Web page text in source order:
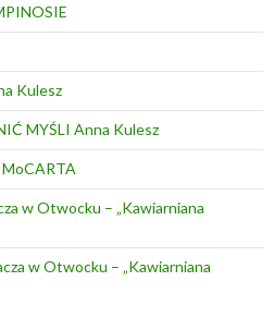
Kulesz
MYŚLI Anna Kulesz
w Otwocku – „Kawiarniana
w Otwocku – „Kawiarniana